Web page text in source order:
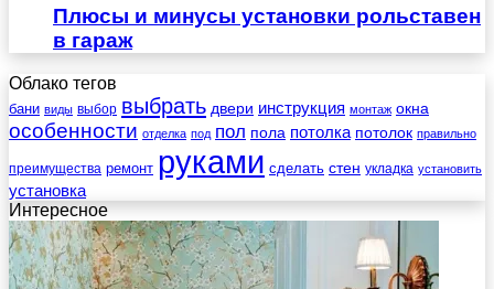
Плюсы и минусы установки рольставен
в гараж
Облако тегов
бани виды выбор выбрать двери инструкция монтаж окна
особенности отделка под пол пола потолка потолок правильно
преимущества ремонт руками сделать стен укладка установить
установка
Интересное